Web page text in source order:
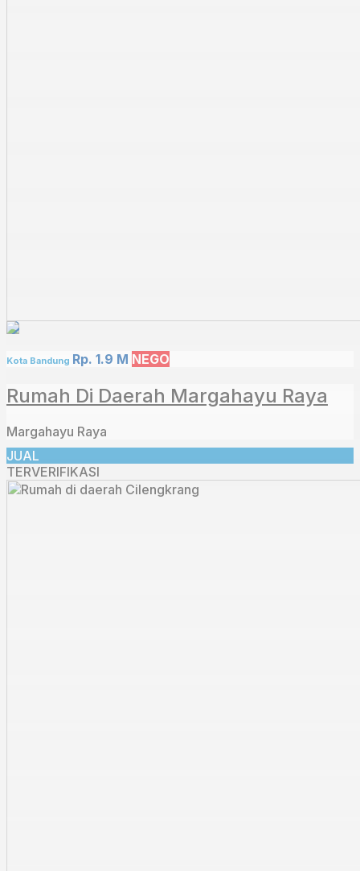
Kota Bandung Rp. 1.9 M NEGO
Rumah Di Daerah Margahayu Raya
Margahayu Raya
JUAL
TERVERIFIKASI